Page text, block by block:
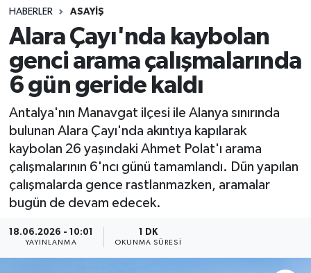
HABERLER ASAYİŞ
Alara Çayı'nda kaybolan
genci arama çalışmalarında
6 gün geride kaldı
Antalya'nın Manavgat ilçesi ile Alanya sınırında
bulunan Alara Çayı'nda akıntıya kapılarak
kaybolan 26 yaşındaki Ahmet Polat'ı arama
çalışmalarının 6'ncı günü tamamlandı. Dün yapılan
çalışmalarda gence rastlanmazken, aramalar
bugün de devam edecek.
18.06.2026 - 10:01
YAYINLANMA
1 DK
OKUNMA SÜRESI
Son Dakika Haberleri
Haber Arşivi